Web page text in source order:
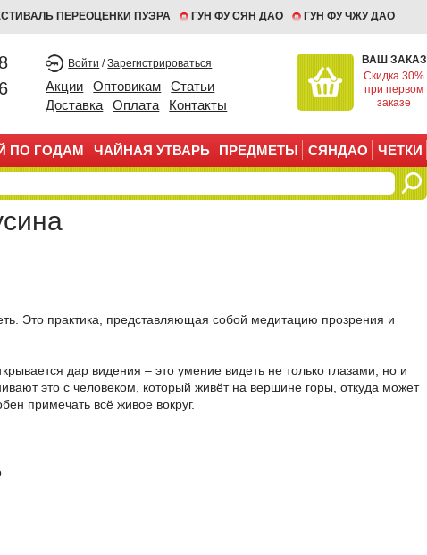
ПЕРЕОЦЕНКИ ПУЭРА ГУН ФУ СЯН ДАО ГУН ФУ ЧЖУ ДАО
Войти /Зарегистрироваться
Акции Оптовикам
Статьи
Доставка
Оплата Контакты
ВАШ ЗАКАЗ
Скидка 30%
при первом
заказе
ПО ГОДАМ ЧАЙНАЯ УТВАРЬ ПРЕДМЕТЫ СЯНДАО ЧЕТКИ
Это практика, представляющая собой медитацию прозрения и
дар видения – это умение видеть не только глазами, но и
это с человеком, который живёт на вершине горы, откуда может
примечать всё живое вокруг.